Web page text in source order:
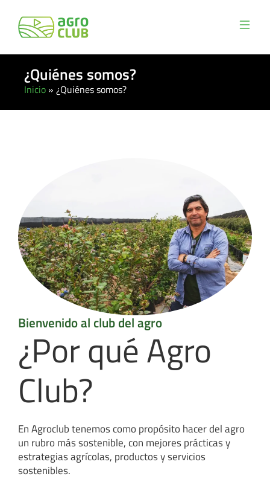
¿Quiénes somos?
Inicio » ¿Quiénes somos?
Bienvenido al club del agro
¿Por qué Agro
Club?
En Agroclub tenemos como propósito hacer del agro
un rubro más sostenible, con mejores prácticas y
estrategias agrícolas, productos y servicios
sostenibles.